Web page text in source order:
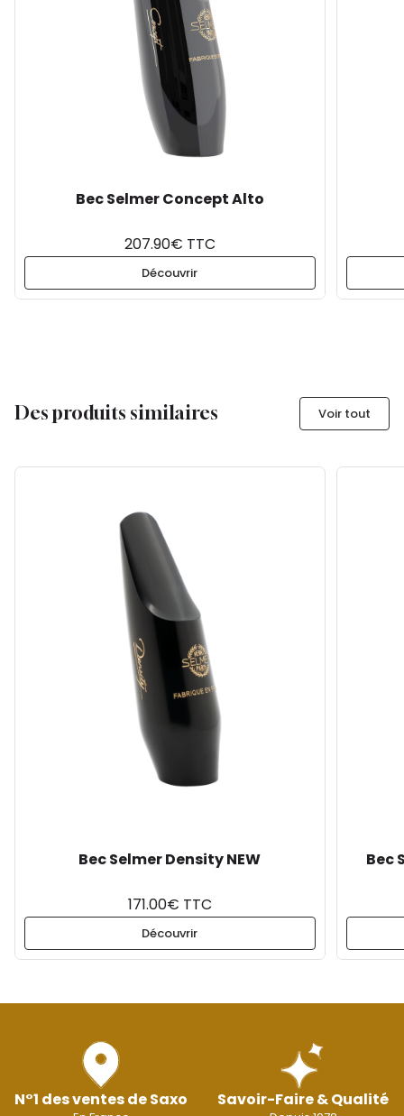
Bec Selmer Concept Alto
207.90€ TTC
Découvrir
Des produits similaires Voir tout
Bec Selmer Density NEW
171.00€ TTC
Découvrir
Bec
N°1 des ventes de Saxo Savoir-Faire & Qualité